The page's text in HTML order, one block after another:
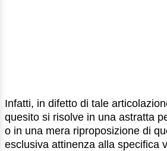
Infatti, in difetto di tale
quesito si risolve in una astratta
o in una mera riproposizione di
esclusiva attinenza alla specifica